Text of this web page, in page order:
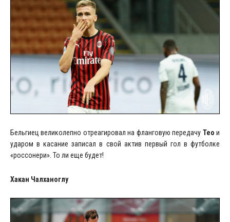
Бельгиец великолепно отреагировал на фланговую передачу Тео и
ударом в касание записал в свой актив первый гол в футболке
«россонери». То ли еще будет!
Хакан Чалханоглу